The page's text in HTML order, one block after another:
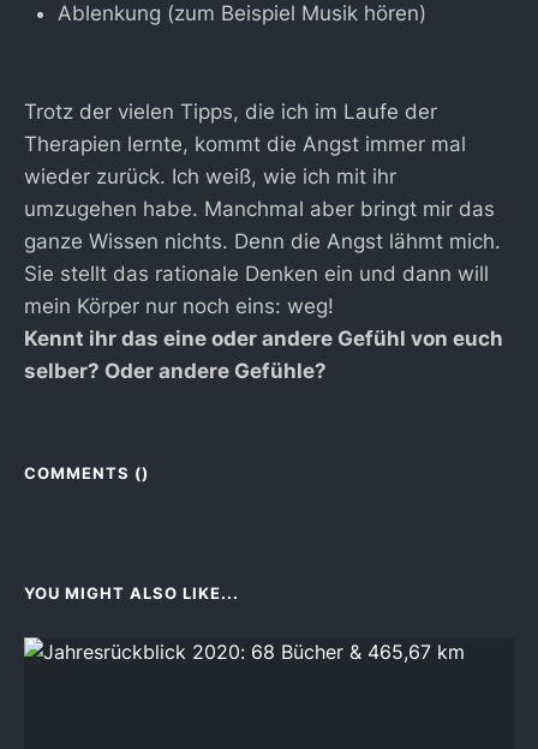
Ablenkung (zum Beispiel Musik hören)
Trotz der vielen Tipps, die ich im Laufe der
Therapien lernte, kommt die Angst immer mal
wieder zurück. Ich weiß, wie ich mit ihr
umzugehen habe. Manchmal aber bringt mir das
ganze Wissen nichts. Denn die Angst lähmt mich.
Sie stellt das rationale Denken ein und dann will
mein Körper nur noch eins: weg!
Kennt ihr das eine oder andere Gefühl von euch
selber? Oder andere Gefühle?
COMMENTS ()
YOU MIGHT ALSO LIKE...